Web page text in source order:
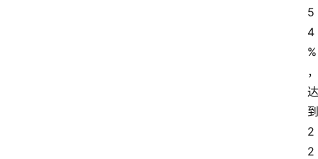
5
4
%
，
达
到
2
2